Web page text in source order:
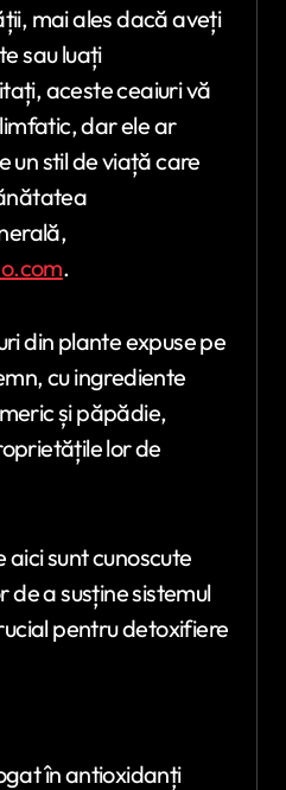
mai ales dacă aveți
sau luați
aceste ceaiuri vă
dar ele ar
un stil de viață care
.
din plante expuse pe
cu ingrediente
și păpădie,
lor de
sunt cunoscute
de a susține sistemul
pentru detoxifiere
în antioxidanți